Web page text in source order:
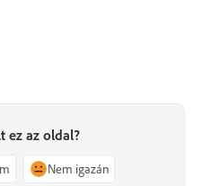
ez az oldal?
Nem igazán